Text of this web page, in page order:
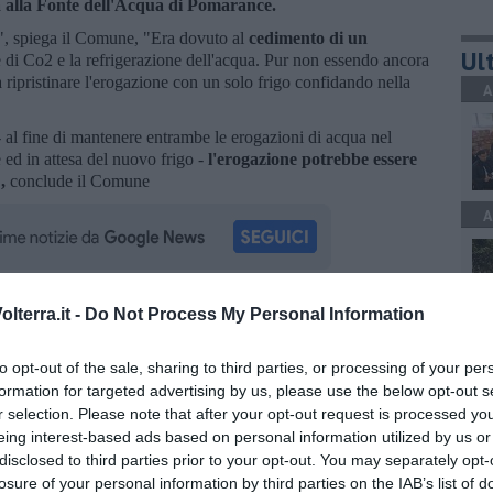
- Do Not Process My Personal Information
opt-out of the sale, sharing to third parties, or processing of your
for targeted advertising by us, please use the below opt-out
selection. Please note that after your opt-out request is processed
interest-based ads based on personal information utilized by us
to third parties prior to your opt-out. You may separately
of your personal information by third parties on the IAB’s list of
alla Fonte dell'Acqua di Pomarance.
spiega il Comune, "Era dovuto al cedimento di un
Co2 e la refrigerazione dell'acqua. Pur non essendo ancora
l'erogazione con un solo frigo confidando nella
fine di mantenere entrambe le erogazioni di acqua nel
ed in attesa del nuovo frigo - l'erogazione potrebbe essere
conclude il Comune
iscriviti allaNewsletter QUInews - ToscanaMedia.
nella tua casella di posta.
salute